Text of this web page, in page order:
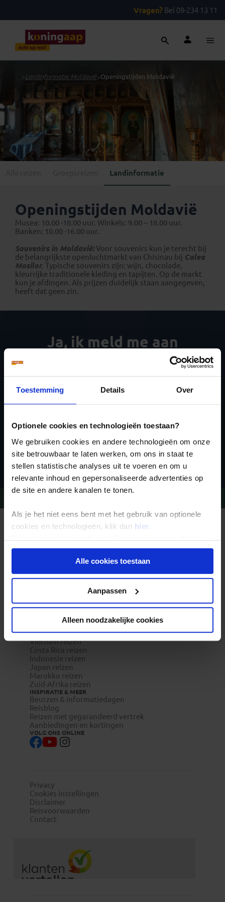
Toestemming Details Over
Optionele cookies en technologieën toestaan?
We gebruiken cookies en andere technologieën om onze
site betrouwbaar te laten werken, om ons in staat te
stellen statistische analyses uit te voeren en om u
relevante inhoud en gepersonaliseerde advertenties op
de site en andere kanalen te tonen.
Als je het niet eens bent met het gebruik van optionele
cookies en technologieën, klik dan hier .
Je kunt je selectie in de instellingen aanpassen of deze
onder aan de pagina op elk gewenst moment voor de
toekomst wijzigen.Alle cookies toestaan
Aanpassen
Alleen noodzakelijke cookies
Vragen? Bel 09-234 13 11
> Landinformatie Moldavië>Openingstijden Moldavië
Landinformatie
Openingstijden Moldavië
Musea: 10.00 -18.00 uur. Winkels: 9.00 – 18.00 uur.
Banken: 10.00 -16.00 uur.
Souvenirs in Moldavië:Voor souvenirs kun je terecht bij
de belangrijkste openluchtmarkt van Chisinau bij Calea
Mosilor. Typische souvenirs zijn: wijn, chocolade,
kleurrijke traditionele kleding en tapijten. Op de markt
kun je afdingen. Als prijzen duidelijk staan aangegeven,
heeft dat geen zin.
Ja, ik meld me aan
voor de wekelijkse
nieuwsbrief
Inschrijven
REIZEN MET KONING AAP
Bestemmingen
Duurzaam toerisme
Reisdocumenten aanvragen
Groepsreizen
Pioniersreizen
Festivalreizen
POPULAIRE GROEPSREIZEN
Vietnam reizen
Costa Rica reizen
Indonesie reizen
Japan reizen
Marokko reizen
Zuid-Afrika reizen
INSPIRATIE & MEER
Beurzen & informatiedagen
Reisblog
Reizen met gegarandeerd vertrek
Aanbiedingen en kortingen
VOLG ONS ONLINE
Privacy
Cookies instellingen
Disclaimer
Reisvoorwaarden
Contact